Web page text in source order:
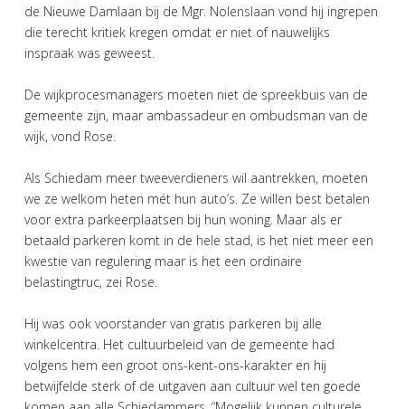
de Nieuwe Damlaan bij de Mgr. Nolenslaan vond hij ingrepen
die terecht kritiek kregen omdat er niet of nauwelijks
inspraak was geweest.
De wijkprocesmanagers moeten niet de spreekbuis van de
gemeente zijn, maar ambassadeur en ombudsman van de
wijk, vond Rose.
Als Schiedam meer tweeverdieners wil aantrekken, moeten
we ze welkom heten mét hun auto’s. Ze willen best betalen
voor extra parkeerplaatsen bij hun woning. Maar als er
betaald parkeren komt in de hele stad, is het niet meer een
kwestie van regulering maar is het een ordinaire
belastingtruc, zei Rose.
Hij was ook voorstander van gratis parkeren bij alle
winkelcentra. Het cultuurbeleid van de gemeente had
volgens hem een groot ons-kent-ons-karakter en hij
betwijfelde sterk of de uitgaven aan cultuur wel ten goede